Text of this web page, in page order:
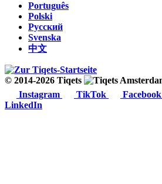
Português
Polski
Русский
Svenska
中文
© 2014-2026 Tiqets
Instagram
TikTok Facebook
LinkedIn